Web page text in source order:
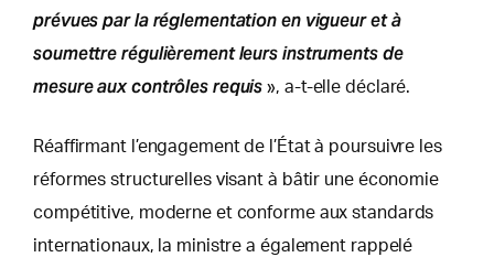
prévues par la réglementation en vigueur et à
soumettre régulièrement leurs instruments de
mesure aux contrôles requis », a-t-elle déclaré.
Réaffirmant l’engagement de l’État à poursuivre les
réformes structurelles visant à bâtir une économie
compétitive, moderne et conforme aux standards
internationaux, la ministre a également rappelé